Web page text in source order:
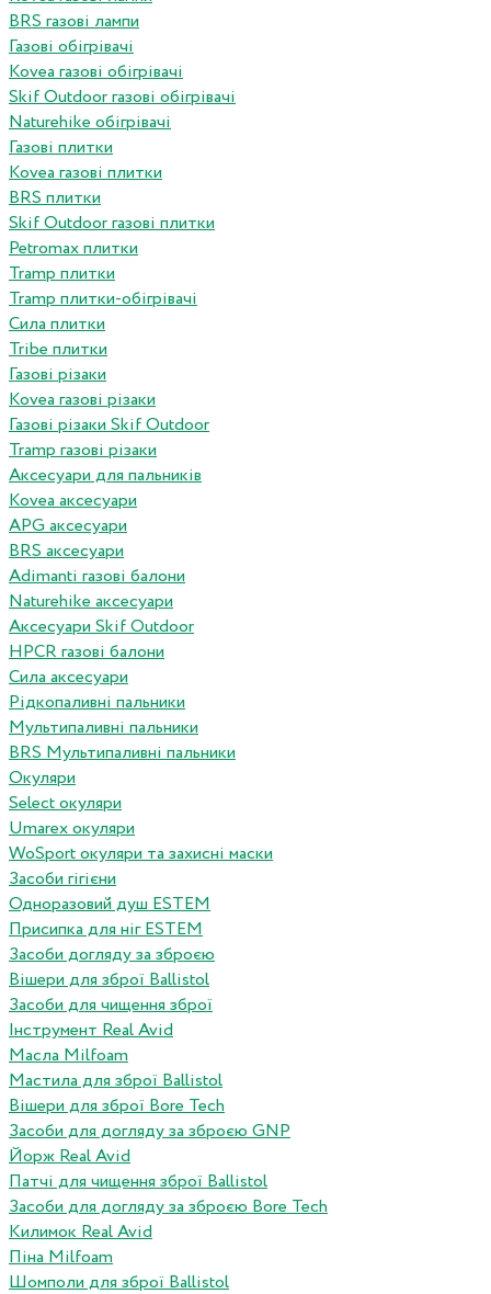
BRS газові лампи
Газові обігрівачі
Kovea газові обігрівачі
Skif Outdoor газові обігрівачі
Naturehike обігрівачі
Газові плитки
Kovea газові плитки
BRS плитки
Skif Outdoor газові плитки
Petromax плитки
Tramp плитки
Tramp плитки-обігрівачі
Сила плитки
Tribe плитки
Газові різаки
Kovea газові різаки
Газові різаки Skif Outdoor
Tramp газові різаки
Аксесуари для пальників
Kovea аксесуари
APG аксесуари
BRS аксесуари
Adimanti газові балони
Naturehike аксесуари
Аксесуари Skif Outdoor
HPCR газові балони
Сила аксесуари
Рідкопаливні пальники
Мультипаливні пальники
BRS Мультипаливні пальники
Окуляри
Select окуляри
Umarex окуляри
WoSport окуляри та захисні маски
Засоби гігієни
Одноразовий душ ESTEM
Присипка для ніг ESTEM
Засоби догляду за зброєю
Вішери для зброї Ballistol
Засоби для чищення зброї
Інструмент Real Avid
Масла Milfoam
Мастила для зброї Ballistol
Вішери для зброї Bore Tech
Засоби для догляду за зброєю GNP
Йорж Real Avid
Патчі для чищення зброї Ballistol
Засоби для догляду за зброєю Bore Tech
Килимок Real Avid
Піна Milfoam
Шомполи для зброї Ballistol